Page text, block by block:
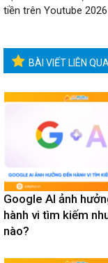
tiền trên Youtube 2026
BÀI VIẾT LIÊN
Google AI ảnh
hành vi tìm kiếm
nào?